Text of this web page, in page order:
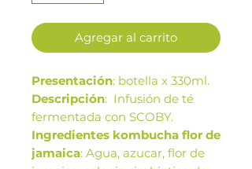
Agregar al carrito
Presentación: botella x 330ml.
Descripción: Infusión de té
fermentada con SCOBY.
Ingredientes kombucha flor de
jamaica: Agua, azucar, flor de